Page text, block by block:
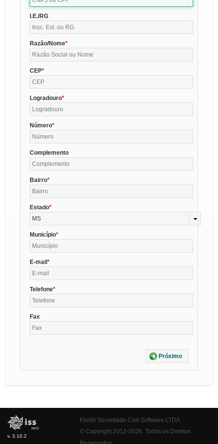
I.E./RG
Razão/Nome
CEP
Logradouro
Número
Complemento
Bairro
Estado
MS
Município
E-mail
Telefone
Fax
Próximo
v. 3.10.2
Fiorilli Sociedade Civil Software LTDA
© Copyright 2012-2026. Todos os Direitos